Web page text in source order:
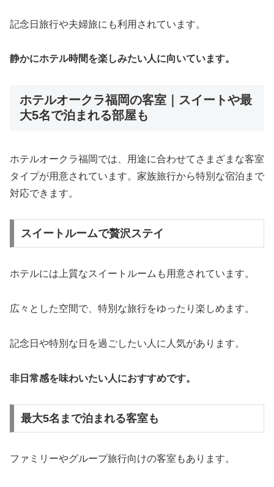
記念日旅行や夫婦旅にも利用されています。
静かにホテル時間を楽しみたい人に向いています。
ホテルオークラ福岡の客室｜スイートや最
大5名で泊まれる部屋も
ホテルオークラ福岡では、用途に合わせてさまざまな客室
タイプが用意されています。家族旅行から特別な宿泊まで
対応できます。
スイートルームで贅沢ステイ
ホテルには上質なスイートルームも用意されています。
広々とした空間で、特別な旅行をゆったり楽しめます。
記念日や特別な日を過ごしたい人に人気があります。
非日常感を味わいたい人におすすめです。
最大5名まで泊まれる客室も
ファミリーやグループ旅行向けの客室もあります。